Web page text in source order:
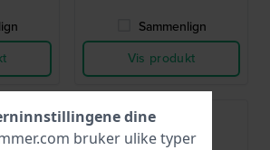
Sammenlign
Vis produkt
dine
bruker ulike typer